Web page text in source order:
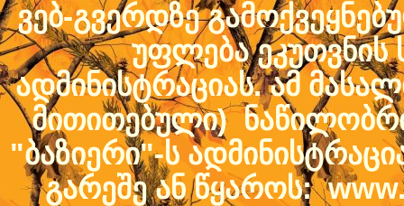
ვებ-გვერდზე
უფლება ეკუთვნის
ადმინისტრაციას. ამ
მითითებული)
"ბაზიერი"-ს
გარეშე ან წყაროს: